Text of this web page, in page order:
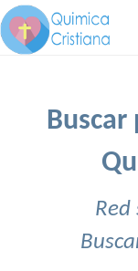
Buscar
Red